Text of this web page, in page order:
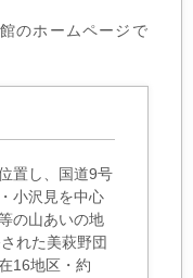
のホームページで
置し、国道9号
小沢見を中心
の山あいの地
れた美萩野団
16地区・約